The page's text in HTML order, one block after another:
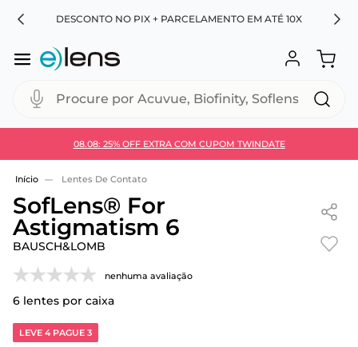
DESCONTO NO PIX + PARCELAMENTO EM ATÉ 10X
Procure por Acuvue, Biofinity, Soflens...
08.08: 25% OFF EXTRA COM CUPOM TWINDATE
Use 30HOJE e ganhe 30% OFF + economia extra no
Lentes De Contato
SofLens® For
Astigmatism 6
BAUSCH&LOMB
nenhuma avaliação
6 lentes por caixa
LEVE 4 PAGUE 3